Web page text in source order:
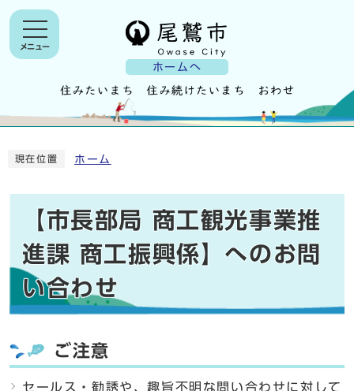
ホームへ
メニュー
現在位置 ホーム
【市長部局 商工観光事業推
進課 商工振興係】へのお問
い合わせ
ご注意
セールス・勧誘や、趣旨不明な問い合わせに対して